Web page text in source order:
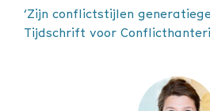
‘Zijn conflictstijlen
Tijdschrift voor